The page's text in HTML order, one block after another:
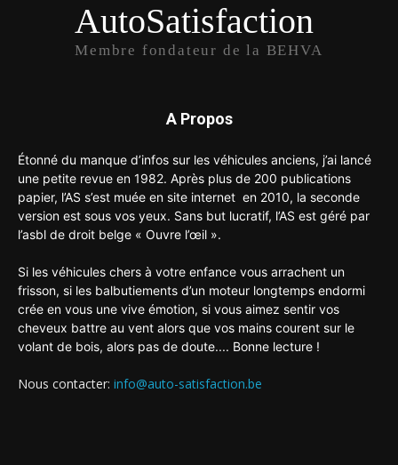
AutoSatisfaction
Membre fondateur de la BEHVA
A Propos
Étonné du manque d’infos sur les véhicules anciens, j’ai lancé
une petite revue en 1982. Après plus de 200 publications
papier, l’AS s’est muée en site internet en 2010, la seconde
version est sous vos yeux. Sans but lucratif, l’AS est géré par
l’asbl de droit belge « Ouvre l’œil ».
Si les véhicules chers à votre enfance vous arrachent un
frisson, si les balbutiements d’un moteur longtemps endormi
crée en vous une vive émotion, si vous aimez sentir vos
cheveux battre au vent alors que vos mains courent sur le
volant de bois, alors pas de doute.... Bonne lecture !
Nous contacter: info@auto-satisfaction.be